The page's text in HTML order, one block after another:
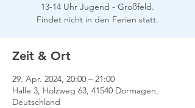
13-14 Uhr Jugend - Großfeld.
Findet nicht in den Ferien statt.
Zeit & Ort
29. Apr. 2024, 20:00 – 21:00
Halle 3, Holzweg 63, 41540 Dormagen,
Deutschland